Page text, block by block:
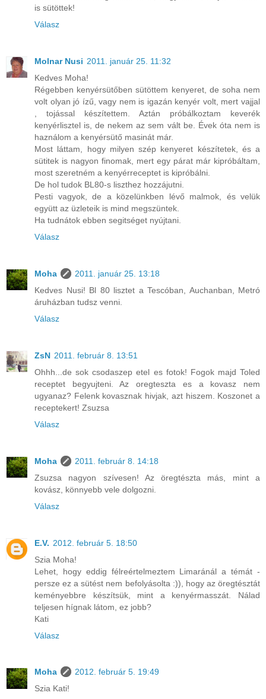
is sütöttek!
Válasz
Molnar Nusi 2011. január 25. 11:32
Kedves Moha!
Régebben kenyérsütőben sütöttem kenyeret, de soha nem
volt olyan jó ízű, vagy nem is igazán kenyér volt, mert vajjal
, tojással készítettem. Aztán próbálkoztam keverék
kenyérlisztel is, de nekem az sem vált be. Évek óta nem is
haználom a kenyérsütő masinát már.
Most láttam, hogy milyen szép kenyeret készítetek, és a
sütitek is nagyon finomak, mert egy párat már kipróbáltam,
most szeretném a kenyérreceptet is kipróbálni.
De hol tudok BL80-s liszthez hozzájutni.
Pesti vagyok, de a közelünkben lévő malmok, és velük
együtt az üzleteik is mind megszüntek.
Ha tudnátok ebben segitséget nyújtani.
Válasz
Moha
2011. január 25. 13:18
Kedves Nusi! Bl 80 lisztet a Tescóban, Auchanban, Metró
áruházban tudsz venni.
Válasz
ZsN 2011. február 8. 13:51
Ohhh...de sok csodaszep etel es fotok! Fogok majd Toled
receptet begyujteni. Az oregteszta es a kovasz nem
ugyanaz? Felenk kovasznak hivjak, azt hiszem. Koszonet a
receptekert! Zsuzsa
Válasz
Moha
2011. február 8. 14:18
Zsuzsa nagyon szívesen! Az öregtészta más, mint a
kovász, könnyebb vele dolgozni.
Válasz
E.V. 2012. február 5. 18:50
Szia Moha!
Lehet, hogy eddig félreértelmeztem Limaránál a témát -
persze ez a sütést nem befolyásolta :)), hogy az öregtésztát
keményebbre készítsük, mint a kenyérmasszát. Nálad
teljesen hígnak látom, ez jobb?
Kati
Válasz
Moha
2012. február 5. 19:49
Szia Kati!